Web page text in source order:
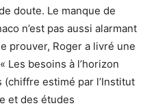
doute. Le manque de
n’est pas aussi alarmant
prouver, Roger a livré une
Les besoins à l’horizon
estimé par l’Institut
et des études